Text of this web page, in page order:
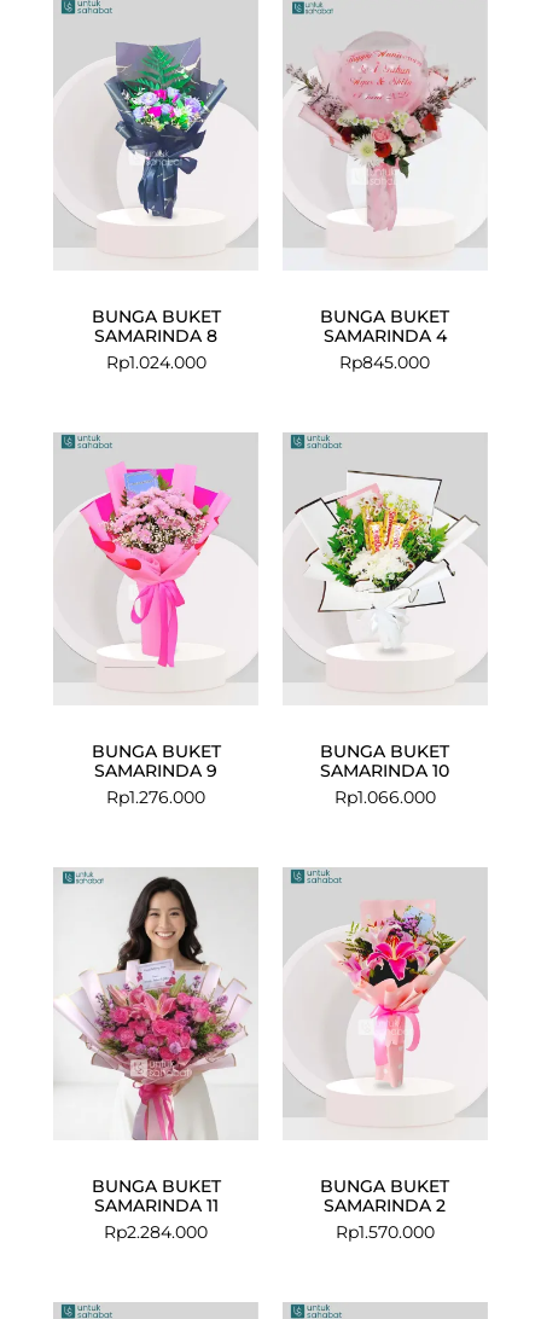
BUNGA BUKET
SAMARINDA 8
Rp1.024.000
BUNGA BUKET
SAMARINDA 4
Rp845.000
BUNGA BUKET
SAMARINDA 9
Rp1.276.000
BUNGA BUKET
SAMARINDA 10
Rp1.066.000
BUNGA BUKET
SAMARINDA 11
Rp2.284.000
BUNGA BUKET
SAMARINDA 2
Rp1.570.000